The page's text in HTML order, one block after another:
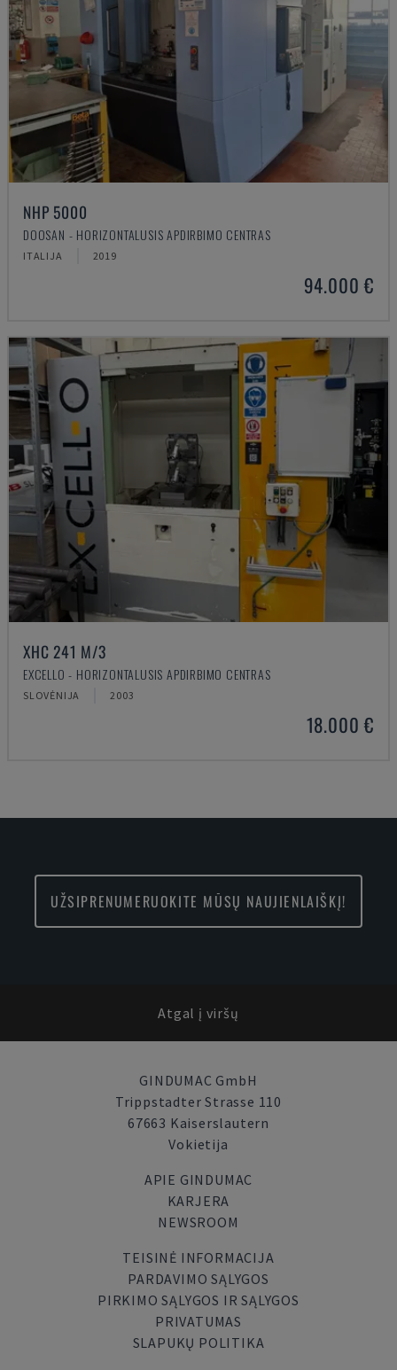
NHP 5000
DOOSAN - HORIZONTALUSIS APDIRBIMO CENTRAS
ITALIJA 2019
94.000 €
XHC 241 M/3
EXCELLO - HORIZONTALUSIS APDIRBIMO CENTRAS
SLOVĖNIJA 2003
18.000 €
UŽSIPRENUMERUOKITE MŪSŲ NAUJIENLAIŠKĮ!
Atgal į viršų
GINDUMAC GmbH
Trippstadter Strasse 110
67663 Kaiserslautern
Vokietija
APIE GINDUMAC
KARJERA
NEWSROOM
TEISINĖ INFORMACIJA
PARDAVIMO SĄLYGOS
PIRKIMO SĄLYGOS IR SĄLYGOS
PRIVATUMAS
SLAPUKŲ POLITIKA